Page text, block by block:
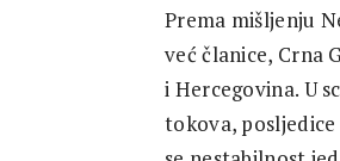
Prema mišljenju
već članice, Crna
i Hercegovina. U
tokova,